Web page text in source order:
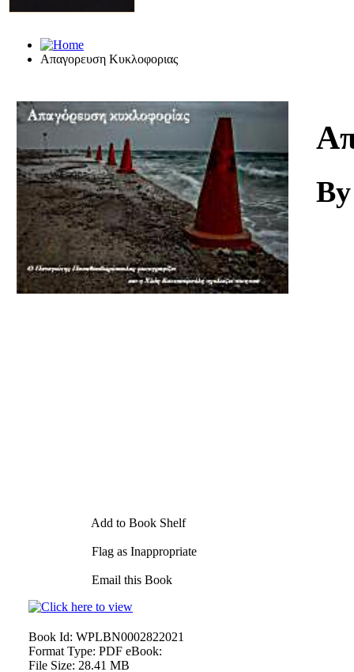
Απαγορευση Κυκλοφοριας
Download
Add to Book Shelf
Flag as Inappropriate
Email this Book
Book Id: WPLBN0002822021
Format Type: PDF eBook:
File Size: 28.41 MB